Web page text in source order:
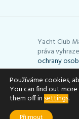
Yacht Club
práva
ochrany
Stránky
upravit
můžete
stránky
Používáme cookies,
You can find out
them off insettings.